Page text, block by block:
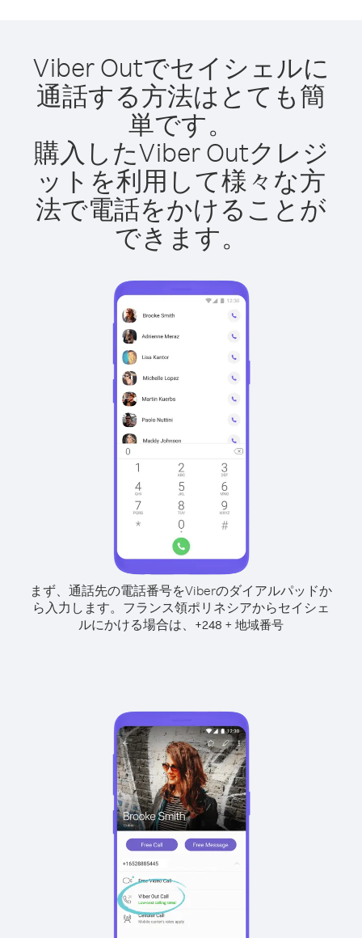
Viber Outでセイシェルに
通話する方法はとても簡
単です。
購入したViber Outクレジ
ットを利用して様々な方
法で電話をかけることが
できます。
まず、通話先の電話番号をViberのダイアルパッドか
ら入力します。 フランス領ポリネシアからセイシェ
ルにかける場合は、 +248 + 地域番号